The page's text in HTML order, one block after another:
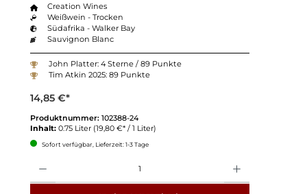
Creation Wines
Weißwein - Trocken
Südafrika - Walker Bay
Sauvignon Blanc
John Platter: 4 Sterne / 89 Punkte
Tim Atkin 2025: 89 Punkte
14,85 €*
Produktnummer: 102388-24
Inhalt: 0.75 Liter (19,80 €* / 1 Liter)
Sofort verfügbar, Lieferzeit: 1-3 Tage